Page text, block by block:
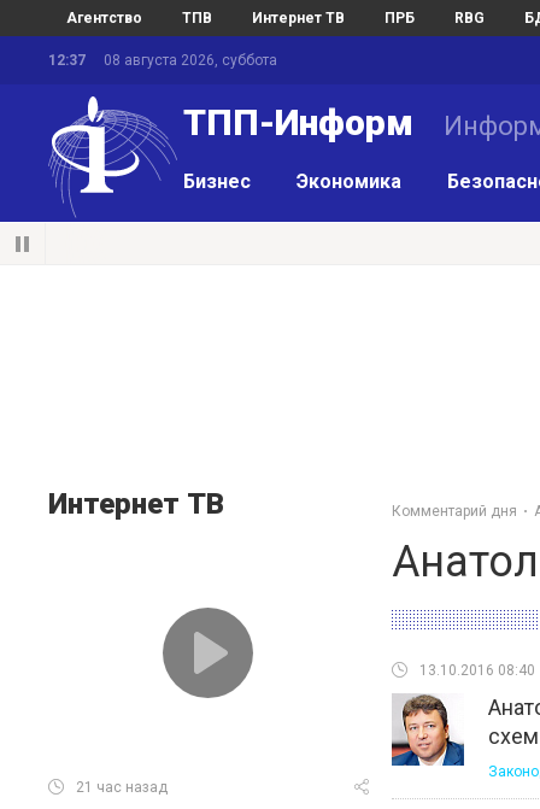
Агентство ТПВ Интернет ТВ ПРБ RBG
12:37 08 августа 2026, суббота
ТПП-Информ
Бизнес Экономика
Интернет ТВ
21 час назад
Комментарий дня
13.10.2016 08:40